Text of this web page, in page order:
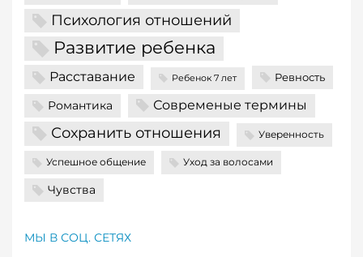
Психология отношений
Развитие ребенка
Расставание Ребенок 7 лет Ревность
Романтика Современые термины
Сохранить отношения Уверенность
Успешное общение Уход за волосами
Чувства
МЫ В СОЦ. СЕТЯХ